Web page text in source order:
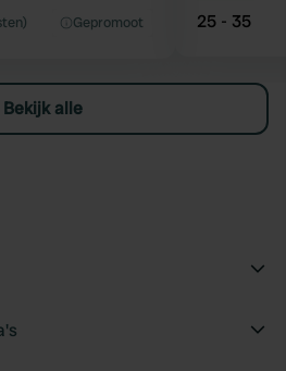
Gepromoot 25 - 35
Bekijk alle